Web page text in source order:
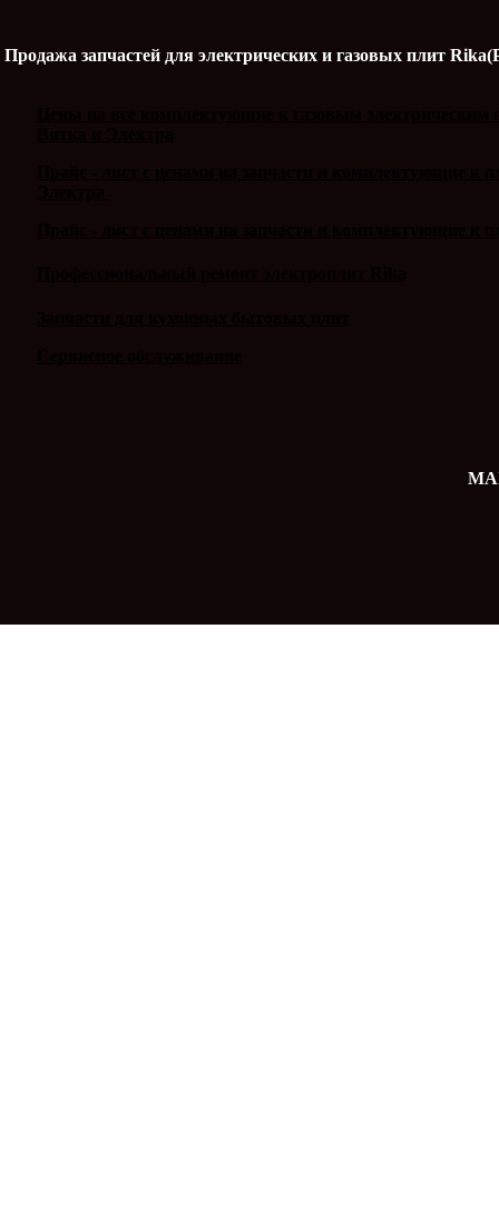
Продажа запчастей для электрических и газовых плит